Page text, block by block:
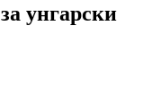
унгарски